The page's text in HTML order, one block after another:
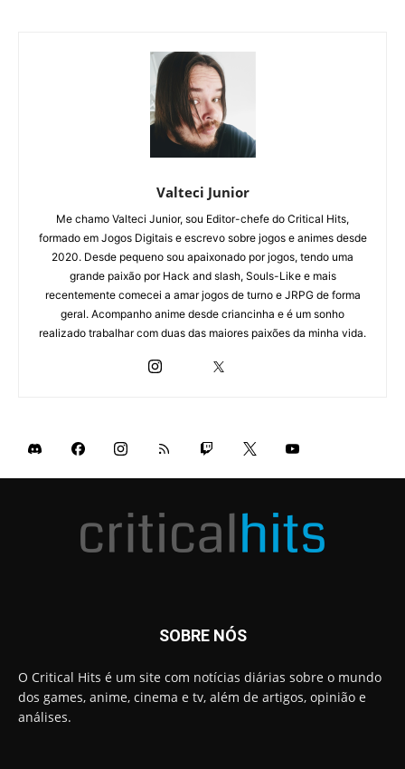
Valteci Junior
Me chamo Valteci Junior, sou Editor-chefe do Critical Hits,
formado em Jogos Digitais e escrevo sobre jogos e animes desde
2020. Desde pequeno sou apaixonado por jogos, tendo uma
grande paixão por Hack and slash, Souls-Like e mais
recentemente comecei a amar jogos de turno e JRPG de forma
geral. Acompanho anime desde criancinha e é um sonho
realizado trabalhar com duas das maiores paixões da minha vida.
SOBRE NÓS
O Critical Hits é um site com notícias diárias sobre o mundo
dos games, anime, cinema e tv, além de artigos, opinião e
análises.